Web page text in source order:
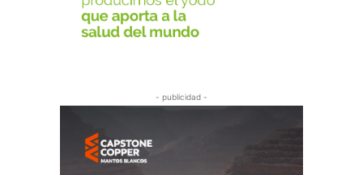
- publicidad -